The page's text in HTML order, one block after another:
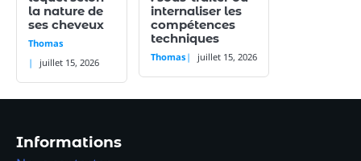
la nature de
ses cheveux
Thomas
juillet 15, 2026
internaliser les
compétences
techniques
Thomas juillet 15, 2026
Informations